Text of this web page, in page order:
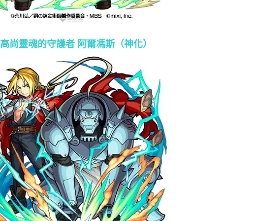
高尚靈魂的守護者 阿爾馮斯（神化）